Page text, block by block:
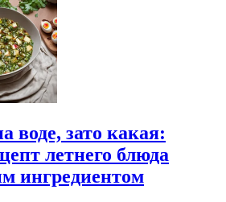
воде, зато какая:
летнего блюда
ингредиентом